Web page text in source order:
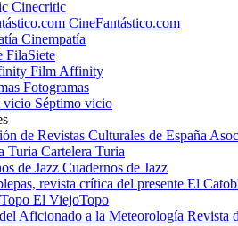
Cinecritic
CineFantástico.com
Cinempatía
FilaSiete
Film Affinity
Fotogramas
Séptimo vicio
Cartelera Turia
Cuadernos de Jazz
El
El ViejoTopo
Revista